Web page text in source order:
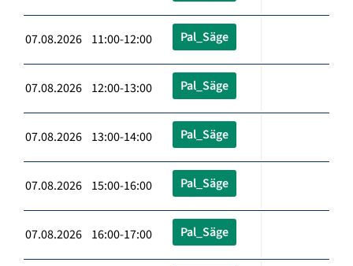
07.08.2026 11:00-12:00 Pal_Säge
07.08.2026 12:00-13:00 Pal_Säge
07.08.2026 13:00-14:00 Pal_Säge
07.08.2026 15:00-16:00 Pal_Säge
07.08.2026 16:00-17:00 Pal_Säge